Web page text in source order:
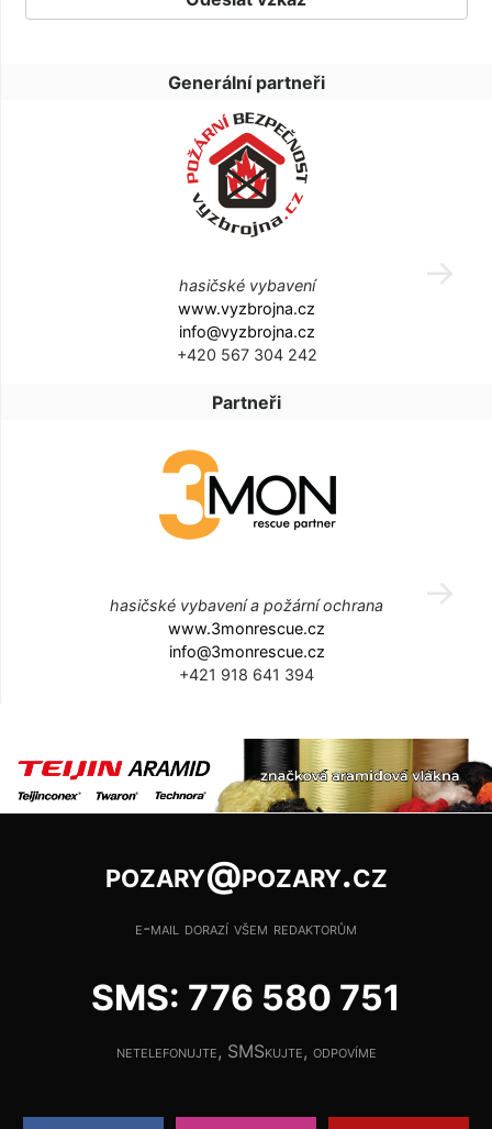
Generální partneři
hasičské vybavení
www.vyzbrojna.cz
info@vyzbrojna.cz
+420 567 304 242
Partneři
hasičské vybavení a požární ochrana
www.3monrescue.cz
info@3monrescue.cz
+421 918 641 394
pozary@pozary.cz
e-mail dorazí všem redaktorům
SMS: 776 580 751
netelefonujte, SMSkujte, odpovíme